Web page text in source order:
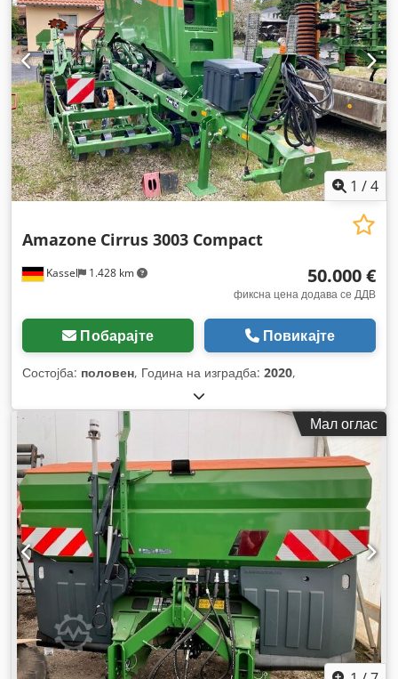
1 /4
Kassel 1.428 km
Amazone Cirrus 3003 Compact
50.000 €
фиксна цена додава се ДДВ
Побарајте Повикајте
Состојба: половен, Година на изградба: 2020,
Мал оглас